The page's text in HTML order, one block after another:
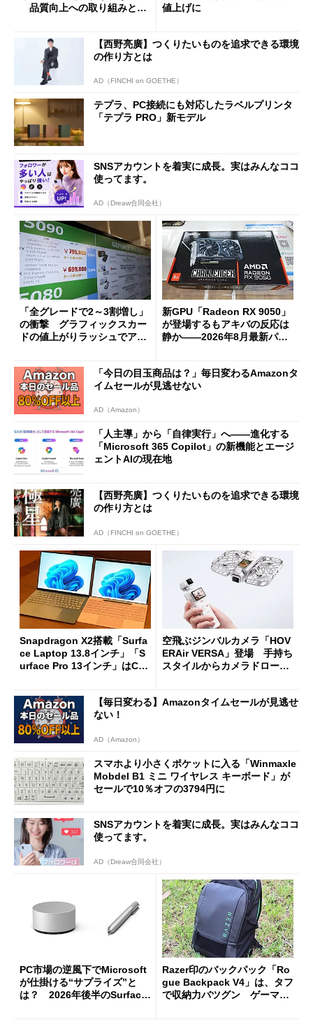
品質向上への取り組みと
値上げに
【西野亮廣】つくりたいものを追求できる環境
の作り方とは
AD（FINCHI on GOETHE）
テプラ、PC接続にも対応したラベルプリンタ
「テプラ PRO」新モデル
SNSアカウントを着実に成長。実はみんなココ
使ってます。
AD（Dreaw合同会社）
「全グレードで2～3割増し」
の衝撃 グラフィックスカー
ドの値上がりラッシュでアキ
新GPU「Radeon RX 9050」
が登場するもアキバの反応は
静か――2026年8月最新パー
「今日の目玉商品は？」毎日変わるAmazonタ
イムセールが見逃せない
AD（Amazon）
「人主導」から「自律実行」へ――進化する
「Microsoft 365 Copilot」の新機能とエージ
ェントAIの現在地
【西野亮廣】つくりたいものを追求できる環境
の作り方とは
AD（FINCHI on GOETHE）
Snapdragon X2搭載「Surfa
ce Laptop 13.8インチ」「S
urface Pro 13インチ」はCop
た
空飛ぶジンバルカメラ「HOV
ERAir VERSA」登場 手持ち
スタイルからカメラドローン
【毎日変わる】Amazonタイムセールが見逃せ
ない！
AD（Amazon）
スマホより小さくポケットに入る「Winmaxle
Mobdel B1 ミニ ワイヤレス キーボード」が
セールで10％オフの3794円に
SNSアカウントを着実に成長。実はみんなココ
使ってます。
AD（Dreaw合同会社）
PC市場の逆風下でMicrosoft
が仕掛ける“サプライズ”と
は？ 2026年後半のSurface
Razer印のバックパック「Ro
gue Backpack V4」は、タフ
で収納力バツグン ゲーマー